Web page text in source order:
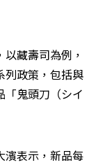
藏壽司為例，
列政策，包括與
「鬼頭刀（シイ
濱表示，新品每